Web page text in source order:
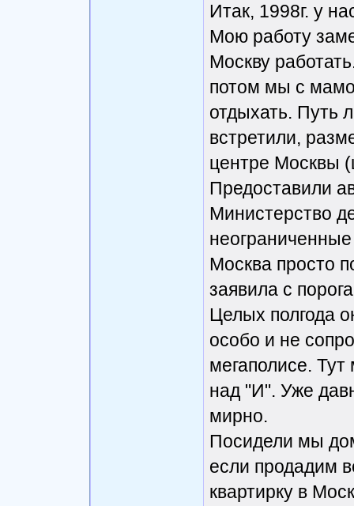
Итак, 1998г. у
Мою работу
Москву
потом мы с
отдыхать. Путь
встретили,
центре Москвы
Предоставили
Министерство
Москва просто
заявила с
Целых полгода
особо и не
мегаполисе.
над "И". Уже
мирно.
Посидели мы
если продадим
квартирку в